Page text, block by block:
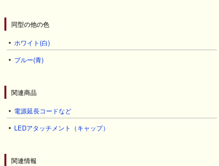
同型の他の色
ホワイト(白)
ブルー(青)
関連商品
電源延長コードなど
LEDアタッチメント（キャップ）
関連情報